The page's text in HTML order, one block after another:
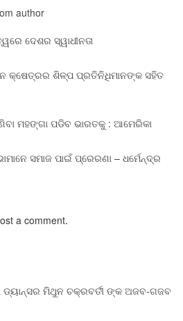
author
ଦେଶର ସ୍ୱାଧୀନତା
କ୍ଷେତ୍ରର ଶିଳ୍ପ ପ୍ରତିନିଧିମାନଙ୍କ ସହିତ
ମହଙ୍ଗା ପଡିବ ଭାରତକୁ : ଆମେରିକା
ସମାଜ ପାଇଁ ପ୍ରେରଣା – ଧର୍ମେନ୍ଦ୍ର
a comment.
ମିଥୁନ ଚକ୍ରବର୍ତୀ ଙ୍କ ଅଜବ-ଗଜବ